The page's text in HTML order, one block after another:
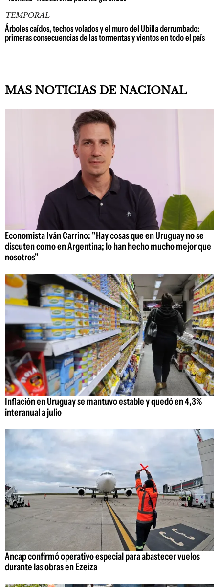
TEMPORAL
Árboles caídos, techos volados y el muro del Ubilla derrumbado:
primeras consecuencias de las tormentas y vientos en todo el país
MAS NOTICIAS DE NACIONAL
Economista Iván Carrino: "Hay cosas que en Uruguay no se
discuten como en Argentina; lo han hecho mucho mejor que
nosotros"
Inflación en Uruguay se mantuvo estable y quedó en 4,3%
interanual a julio
Ancap confirmó operativo especial para abastecer vuelos
durante las obras en Ezeiza